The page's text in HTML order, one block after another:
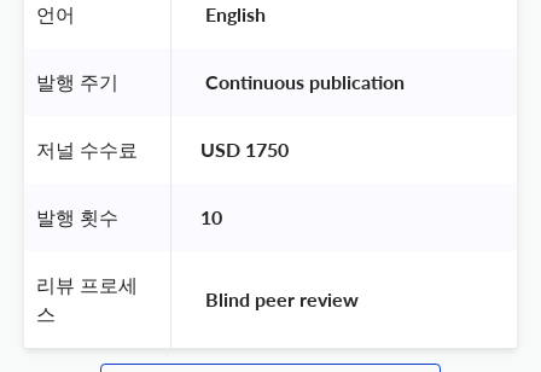
언어 English
발행 주기 Continuous publication
저널 수수료 USD 1750
발행 횟수 10
리뷰 프로세
스
Blind peer review